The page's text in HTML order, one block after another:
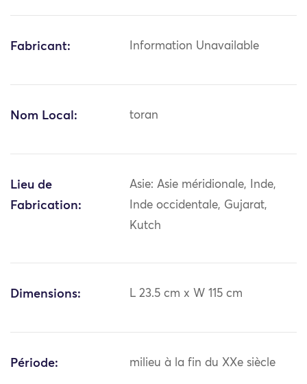
Fabricant: Information Unavailable
Nom Local: toran
Lieu de
Fabrication:
Asie: Asie méridionale, Inde,
Inde occidentale, Gujarat,
Kutch
Dimensions: L 23.5 cm x W 115 cm
Période: milieu à la fin du XXe siècle